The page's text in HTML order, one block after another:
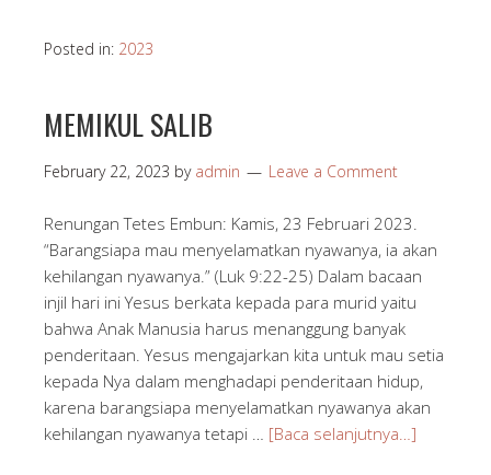
Posted in: 2023
MEMIKUL SALIB
February 22, 2023 by admin Leave a Comment
Renungan Tetes Embun: Kamis, 23 Februari 2023.
“Barangsiapa mau menyelamatkan nyawanya, ia akan
kehilangan nyawanya.” (Luk 9:22-25) Dalam bacaan
injil hari ini Yesus berkata kepada para murid yaitu
bahwa Anak Manusia harus menanggung banyak
penderitaan. Yesus mengajarkan kita untuk mau setia
kepada Nya dalam menghadapi penderitaan hidup,
karena barangsiapa menyelamatkan nyawanya akan
kehilangan nyawanya tetapi … [Baca selanjutnya…]